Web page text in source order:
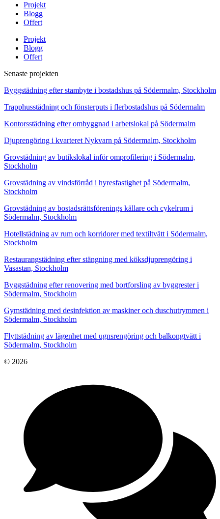
Projekt
Blogg
Offert
Projekt
Blogg
Offert
Senaste projekten
Byggstädning efter stambyte i bostadshus på Södermalm, Stockholm
Trapphusstädning och fönsterputs i flerbostadshus på Södermalm
Kontorsstädning efter ombyggnad i arbetslokal på Södermalm
Djuprengöring i kvarteret Nykvarn på Södermalm, Stockholm
Grovstädning av butikslokal inför omprofilering i Södermalm,
Stockholm
Grovstädning av vindsförråd i hyresfastighet på Södermalm,
Stockholm
Grovstädning av bostadsrättsförenings källare och cykelrum i
Södermalm, Stockholm
Hotellstädning av rum och korridorer med textiltvätt i Södermalm,
Stockholm
Restaurangstädning efter stängning med köksdjuprengöring i
Vasastan, Stockholm
Byggstädning efter renovering med bortforsling av byggrester i
Södermalm, Stockholm
Gymstädning med desinfektion av maskiner och duschutrymmen i
Södermalm, Stockholm
Flyttstädning av lägenhet med ugnsrengöring och balkongtvätt i
Södermalm, Stockholm
© 2026